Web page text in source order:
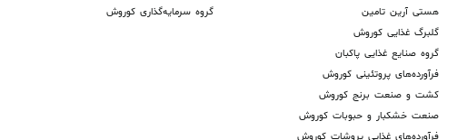
هستی آرین تامین
گلبرگ غذایی کوروش
گروه صنایع غذایی پاکبان
فرآورده‌های پروتئینی کوروش
کشت و صنعت برنج کوروش
صنعت خشکبار و حبوبات کوروش
فرآورده‌های غذایی پروشات کوروش
گروه سرمایه‌گذاری کوروش